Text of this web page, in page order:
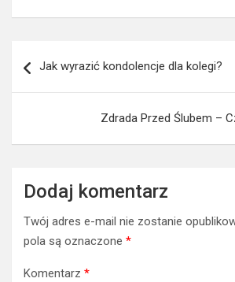
wpisu
Jak wyrazić kondolencje dla kolegi?
Zdrada Przed Ślubem –
Dodaj komentarz
Twój adres e-mail nie zostanie
pola są oznaczone *
Komentarz *